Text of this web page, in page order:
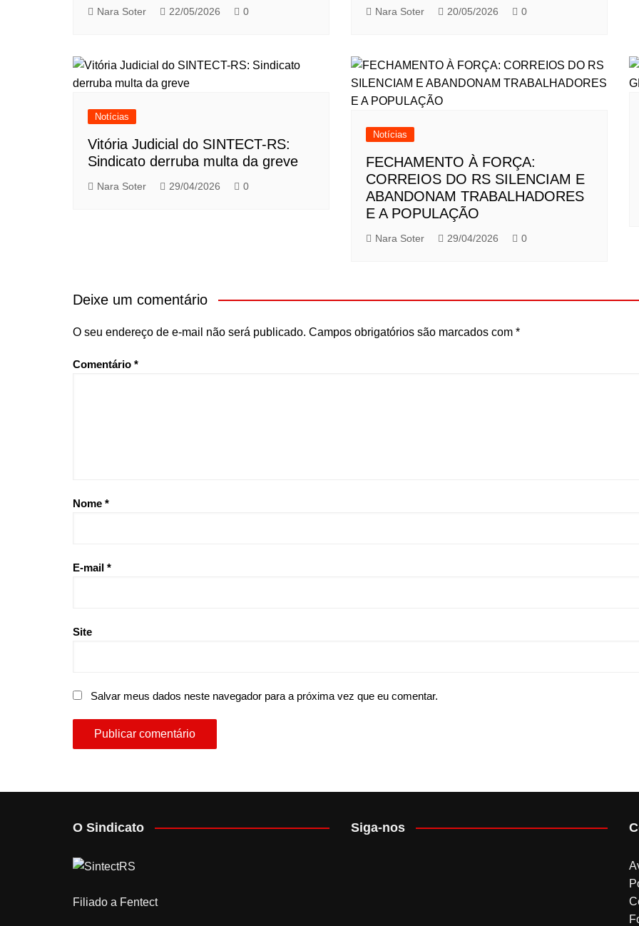
Nara Soter 22/05/2026 0 Nara Soter 20/05/2026 0
Notícias
Vitória Judicial do SINTECT-RS:
Sindicato derruba multa da greve
Nara Soter 29/04/2026 0
Notícias
FECHAMENTO À FORÇA:
CORREIOS DO RS SILENCIAM E
ABANDONAM TRABALHADORES
E A POPULAÇÃO
Nara Soter 29/04/2026 0
Deixe um comentário
O seu endereço de e-mail não será publicado. Campos obrigatórios são marcados com *
Comentário *
Nome *
E-mail *
Site
Salvar meus dados neste navegador para a próxima vez que eu comentar.
O Sindicato
Filiado a Fentect
Siga-nos